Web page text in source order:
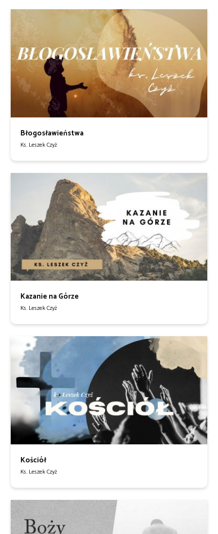
Błogosławieństwa
Ks. Leszek Czyż
Kazanie na Górze
Ks. Leszek Czyż
Kościół
Ks. Leszek Czyż